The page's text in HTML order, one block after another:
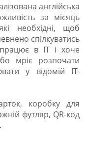
англійська
за місяць
необхідні, щоб
спілкуватись
в ІТ і хоче
мріє розпочати
у відомій ІТ-
коробку для
футляр, QR-код